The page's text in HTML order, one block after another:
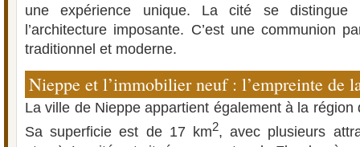
une expérience unique. La cité se
l’architecture imposante. C’est une communion
traditionnel et moderne.
Nieppe et l’immobilier neuf : l’empreinte de
La ville de Nieppe appartient également à la région
Sa superficie est de 17 km2, avec plusieurs